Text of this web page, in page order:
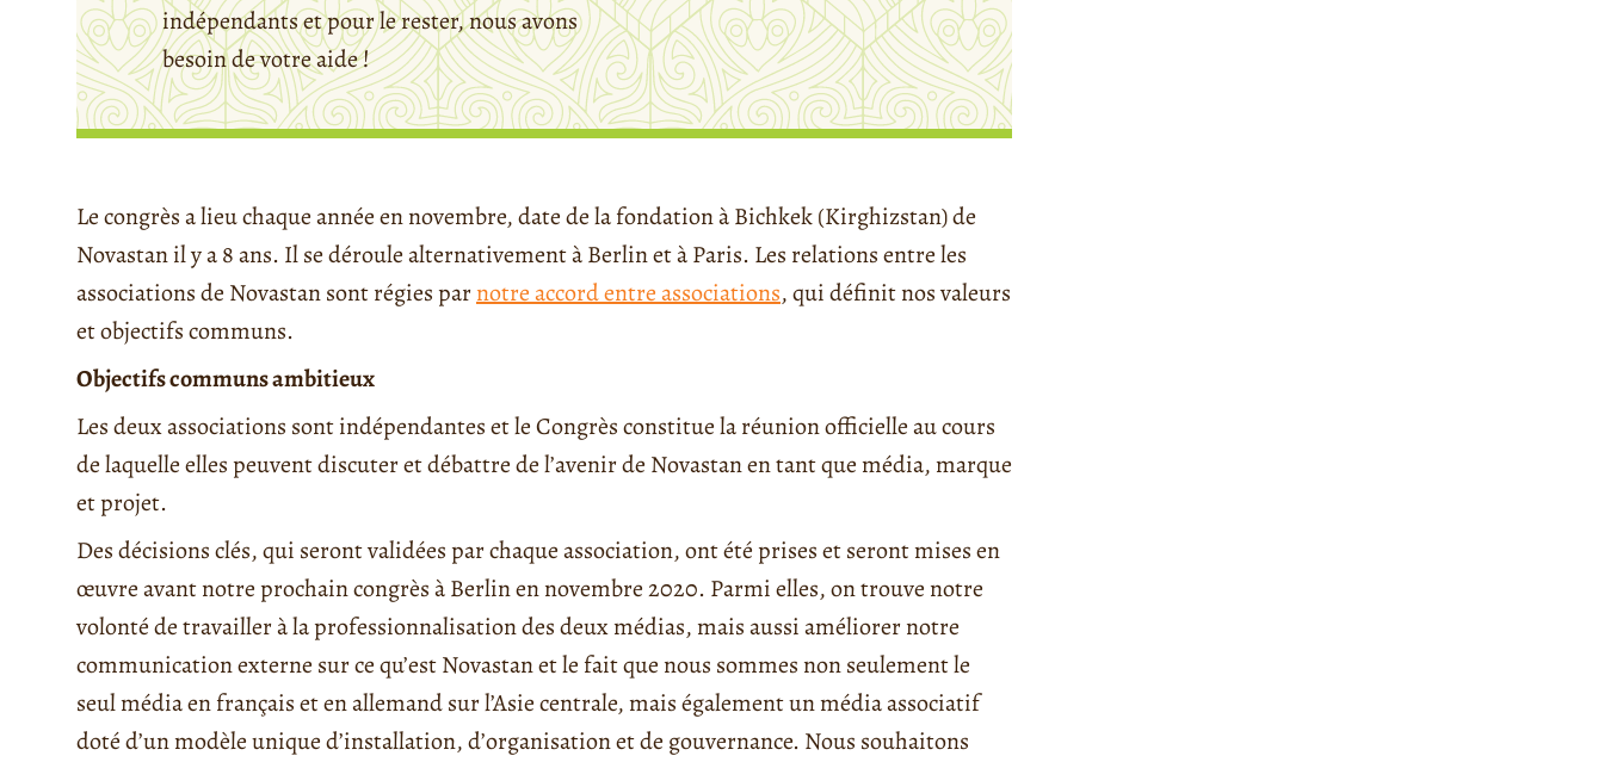
indépendants et pour le rester, nous avons
besoin de votre aide !
Le congrès a lieu chaque année en novembre, date de la fondation à Bichkek (Kirghizstan) de
Novastan il y a 8 ans. Il se déroule alternativement à Berlin et à Paris. Les relations entre les
associations de Novastan sont régies parnotre accord entre associations, qui définit nos valeurs
et objectifs communs.
Objectifs communs ambitieux
Les deux associations sont indépendantes et le Congrès constitue la réunion officielle au cours
de laquelle elles peuvent discuter et débattre de l’avenir de Novastan en tant que média, marque
et projet.
Des décisions clés, qui seront validées par chaque association, ont été prises et seront mises en
œuvre avant notre prochain congrès à Berlin en novembre 2020. Parmi elles, on trouve notre
volonté de travailler à la professionnalisation des deux médias, mais aussi améliorer notre
communication externe sur ce qu’est Novastan et le fait que nous sommes non seulement le
seul média en français et en allemand sur l’Asie centrale, mais également un média associatif
doté d’un modèle unique d’installation, d’organisation et de gouvernance. Nous souhaitons